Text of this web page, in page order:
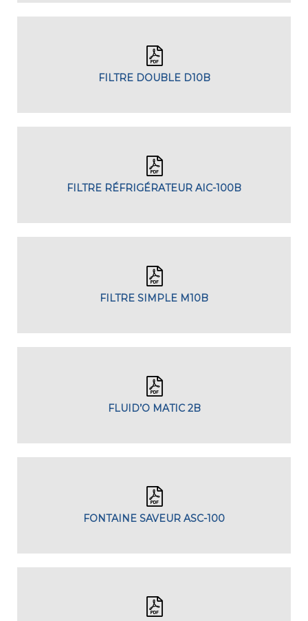
FILTRE DOUBLE D10B
FILTRE RÉFRIGÉRATEUR AIC-100B
FILTRE SIMPLE M10B
FLUID’O MATIC 2B
FONTAINE SAVEUR ASC-100